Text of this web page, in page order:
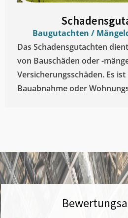
Baugutachten /
Das Schadensgutachten
von Bauschäden oder -
Versicherungsschäden. Es
Bauabnahme oder